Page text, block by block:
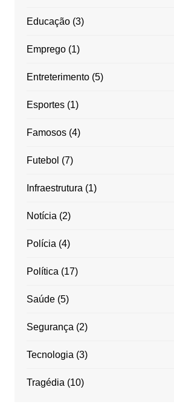
Educação(3)
Emprego(1)
Entreterimento(5)
Esportes(1)
Famosos(4)
Futebol (7)
Infraestrutura (1)
Notícia (2)
Polícia (4)
Política (17)
Saúde(5)
Segurança (2)
Tecnologia (3)
Tragédia (10)